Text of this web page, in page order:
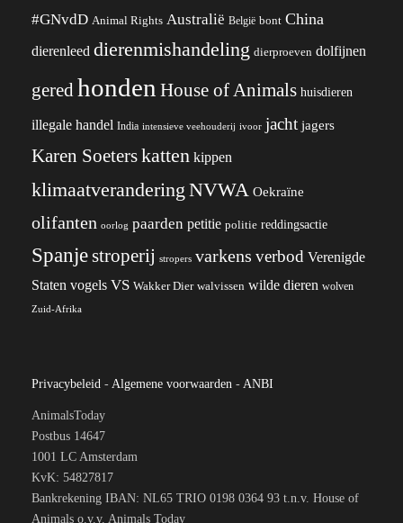
#GNvdD Animal Rights Australië België bont China
dierenleed dierenmishandeling dierproeven dolfijnen
gered honden House of Animals huisdieren
illegale handel India intensieve veehouderij ivoor jacht jagers
Karen Soeterskatten kippen
klimaatverandering NVWA Oekraïne
olifanten oorlog paarden petitie politie reddingsactie
Spanjestroperij stropers varkens verbod Verenigde
Staten vogels VS Wakker Dier walvissen wilde dieren wolven
Zuid-Afrika
Privacybeleid - Algemene voorwaarden - ANBI
AnimalsToday
Postbus 14647
1001 LC Amsterdam
KvK: 54827817
Bankrekening IBAN: NL65 TRIO 0198 0364 93 t.n.v. House of
Animals o.v.v. Animals Today